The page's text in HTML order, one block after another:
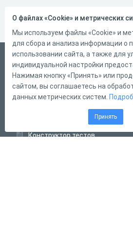
Русский
Справка
Форма обратной связи
Конструктор тестов
О файлах «Cookie» и метрических
Мы используем файлы «Cookie» и
для сбора и анализа информации о
использовании сайта, а также для
индивидуальной настройки
Нажимая кнопку «Принять» или
сайтом, вы соглашаетесь на
данных метрических систем.
Принять